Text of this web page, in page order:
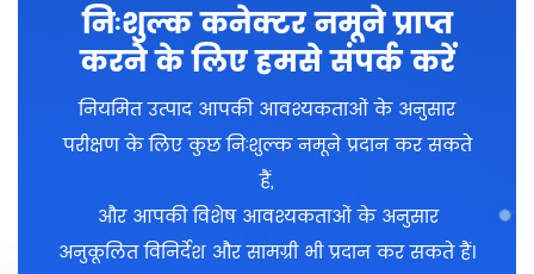
निःशुल्क कनेक्टर नमूने प्राप्त
करने के लिए हमसे संपर्क करें
नियमित उत्पाद आपकी आवश्यकताओं के अनुसार
परीक्षण के लिए कुछ निःशुल्क नमूने प्रदान कर सकते
हैं,
और आपकी विशेष आवश्यकताओं के अनुसार
अनुकूलित विनिर्देश और सामग्री भी प्रदान कर सकते हैं।